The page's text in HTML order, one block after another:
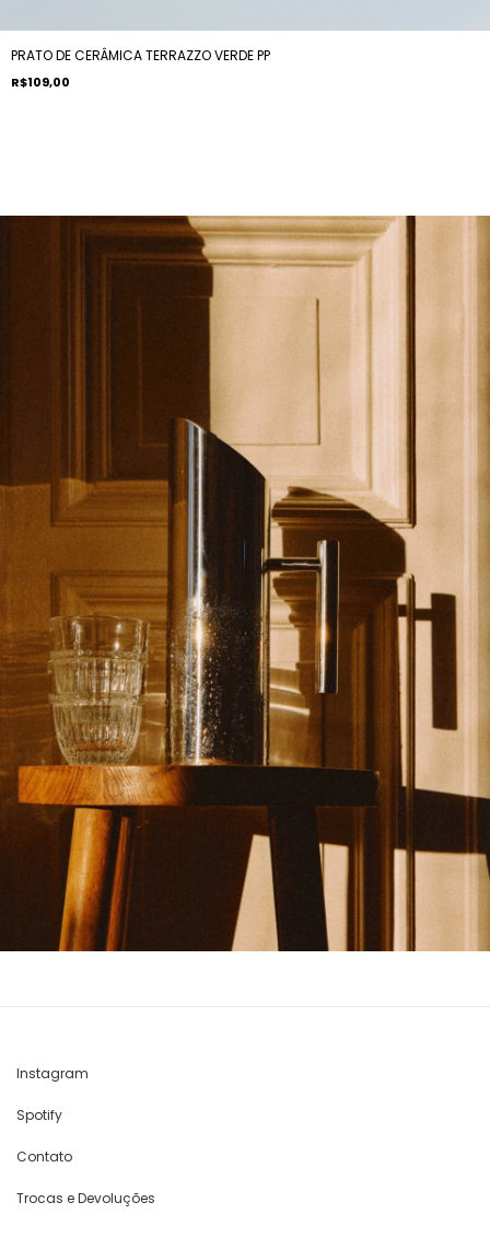
PRATO DE CERÂMICA TERRAZZO VERDE PP
R$109,00
Instagram
Spotify
Contato
Trocas e Devoluções